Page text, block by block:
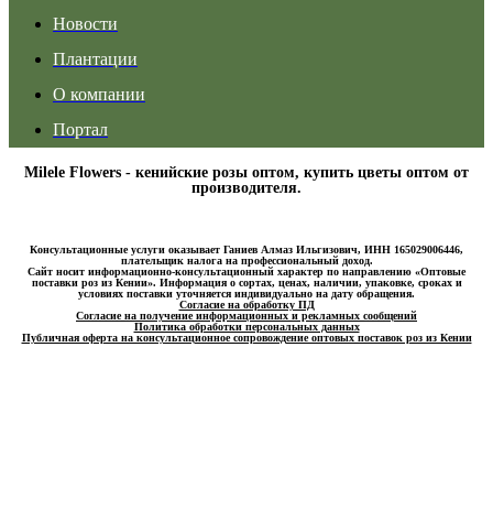
Новости
Плантации
О компании
Портал
Milele Flowers - кенийские розы оптом, купить цветы оптом от
производителя.
Консультационные услуги оказывает Ганиев Алмаз Ильгизович, ИНН 165029006446,
плательщик налога на профессиональный доход.
Сайт носит информационно-консультационный характер по направлению «Оптовые
поставки роз из Кении». Информация о сортах, ценах, наличии, упаковке, сроках и
условиях поставки уточняется индивидуально на дату обращения.
Согласие на обработку ПД
Согласие на получение информационных и рекламных сообщений
Политика обработки персональных данных
Публичная оферта на консультационное сопровождение оптовых поставок роз из Кении